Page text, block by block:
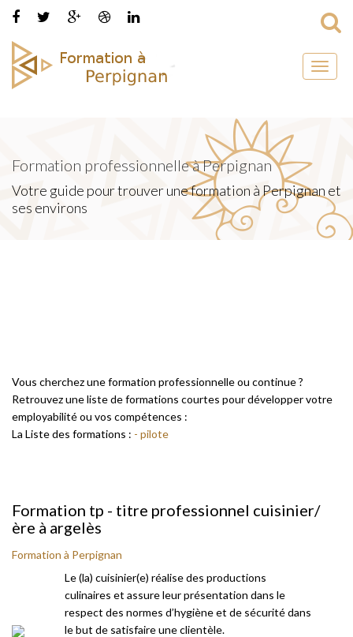
Toggle
Formation professionnelle à Perpignan
Votre guide pour trouver une formation à Perpignan et
ses environs
Vous cherchez une formation professionnelle ou continue ?
Retrouvez une liste de formations courtes pour développer votre
employabilité ou vos compétences :
La Liste des formations : - pilote
Formation tp - titre professionnel cuisinier/
ère à argelès
Formation à Perpignan
Le (la) cuisinier(e) réalise des productions
culinaires et assure leur présentation dans le
respect des normes d’hygiène et de sécurité dans
le but de satisfaire une clientèle.